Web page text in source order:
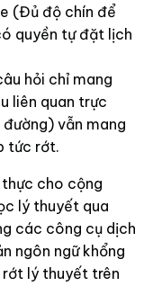
(Đủ độ chín để
quyền tự đặt lịch
hỏi chỉ mang
liên quan trực
vẫn mang
tức rớt.
cho cộng
lý thuyết qua
các công cụ dịch
ngôn ngữ khổng
rớt lý thuyết trên